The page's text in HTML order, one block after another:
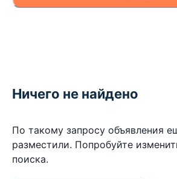
Ничего не найдено
По такому запросу объявления
разместили. Попробуйте
поиска.